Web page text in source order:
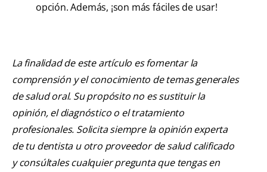
opción. Además, ¡son más fáciles de usar!
La finalidad de este artículo es fomentar la
comprensión y el conocimiento de temas generales
de salud oral. Su propósito no es sustituir la
opinión, el diagnóstico o el tratamiento
profesionales. Solicita siempre la opinión experta
de tu dentista u otro proveedor de salud calificado
y consúltales cualquier pregunta que tengas en